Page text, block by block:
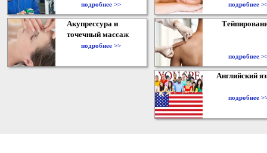
подробнее >> подробнее
Акупрессура и
точечный массаж
подробнее >>
подробнее
Английский
подробнее